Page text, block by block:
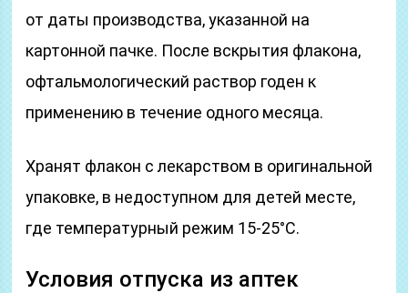
от даты производства, указанной на
картонной пачке. После вскрытия флакона,
офтальмологический раствор годен к
применению в течение одного месяца.
Хранят флакон с лекарством в оригинальной
упаковке, в недоступном для детей месте,
где температурный режим 15-25°С.
Условия отпуска из аптек